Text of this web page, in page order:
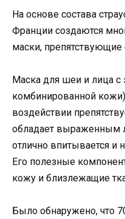
На основе состава
Франции создаются
маски,
Маска для шеи и лица с
комбинированной
воздействии
обладает выраженным
отлично впитывается и
Его полезные
кожу и близлежащие
Было обнаружено, что